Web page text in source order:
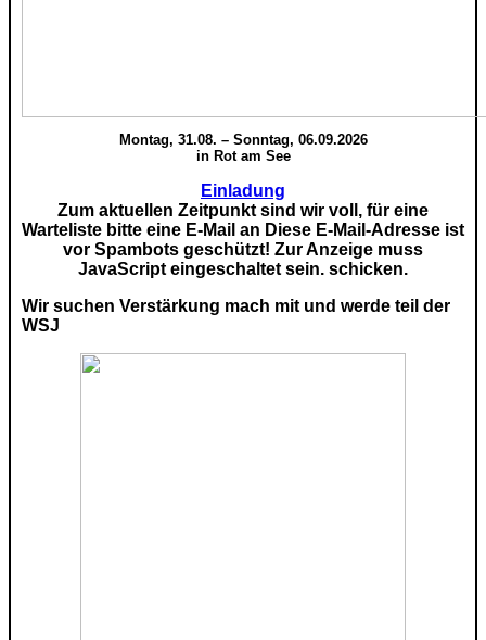
Montag, 31.08. – Sonntag, 06.09.2026
in Rot am See
Einladung
Zum aktuellen Zeitpunkt sind wir voll, für eine
Warteliste bitte eine E-Mail an Diese E-Mail-Adresse ist
vor Spambots geschützt! Zur Anzeige muss
JavaScript eingeschaltet sein. schicken.
Wir suchen Verstärkung mach mit und werde teil der
WSJ